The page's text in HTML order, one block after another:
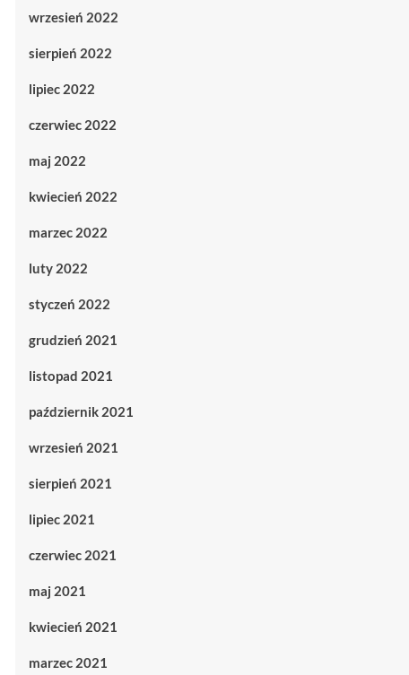
wrzesień 2022
sierpień 2022
lipiec 2022
czerwiec 2022
maj 2022
kwiecień 2022
marzec 2022
luty 2022
styczeń 2022
grudzień 2021
listopad 2021
październik 2021
wrzesień 2021
sierpień 2021
lipiec 2021
czerwiec 2021
maj 2021
kwiecień 2021
marzec 2021